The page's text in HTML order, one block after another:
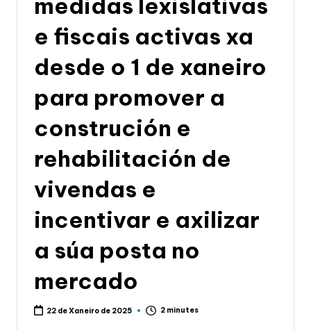
medidas lexislativas
e fiscais activas xa
desde o 1 de xaneiro
para promover a
construción e
rehabilitación de
vivendas e
incentivar e axilizar
a súa posta no
mercado
22 de Xaneiro de 2025 2 minutes